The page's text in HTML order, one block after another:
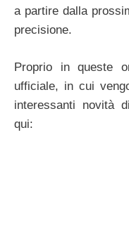
a partire dalla
precisione.
Proprio in queste
ufficiale, in cui
interessanti novità
qui: